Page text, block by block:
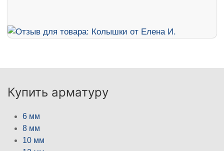
Купить арматуру
6 мм
8 мм
10 мм